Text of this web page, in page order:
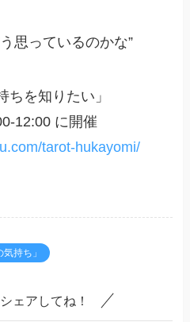
思っているのかな”
ちを知りたい」
12:00 に開催
tarot-hukayomi/
持ち」
ェアしてね！